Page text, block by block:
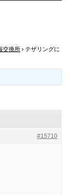
交換所 › テザリングに
#15710